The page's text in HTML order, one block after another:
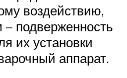
воздействию,
– подверженность
их установки
аппарат.